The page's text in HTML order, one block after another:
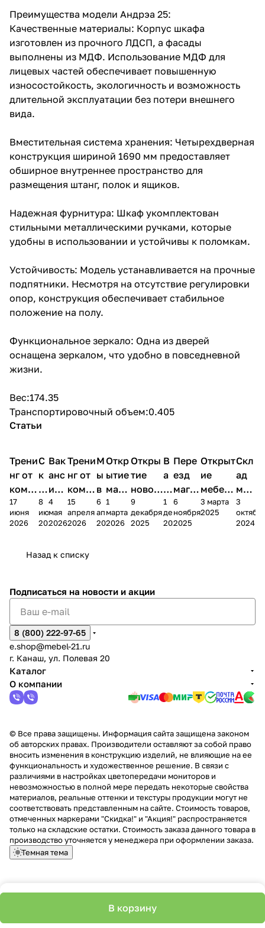
Преимущества модели Андрэа 25:
Качественные материалы: Корпус шкафа
изготовлен из прочного ЛДСП, а фасады
выполнены из МДФ. Использование МДФ для
лицевых частей обеспечивает повышенную
износостойкость, экологичность и возможность
длительной эксплуатации без потери внешнего
вида.
Вместительная система хранения: Четырехдверная
конструкция шириной 1690 мм предоставляет
обширное внутреннее пространство для
размещения штанг, полок и ящиков.
Надежная фурнитура: Шкаф укомплектован
стильными металлическими ручками, которые
удобны в использовании и устойчивы к поломкам.
Устойчивость: Модель устанавливается на прочные
подпятники. Несмотря на отсутствие регулировки
опор, конструкция обеспечивает стабильное
положение на полу.
Функциональное зеркало: Одна из дверей
оснащена зеркалом, что удобно в повседневной
жизни.
Вес:174.35
Транспортировочный объем:0.405
Статьи
Трени
нг от
комп
ании
Мело
17
июня
2026
С
к
и
д
к
2
8
июня
2026
Вак
анс
ия в
Чеб
окс
4
мая
2026
Трени
нг от
комп
ании
Мело
15
апреля
2026
М
ы
в
М
А
6
апреля
2026
Откр
ытие
мага
зина
в
1
марта
2026
Откры
тие
новог
о
магаз
9
декабря
2025
В
а
к
а
н
1
декабря
2025
Пере
езд
магаз
ина в
г.
6
ноября
2025
Открыт
ие
мебель
ного
салона
3 марта
2025
Скл
ад
меб
ели
пер
3
2024
Назад к списку
В корзину
Подписаться на новости и акции
8 (800) 222-97-65
e.shop@mebel-21.ru
г. Канаш, ул. Полевая 20
Каталог
О компании
© Все права защищены. Информация сайта защищена законом
об авторских правах. Производители оставляют за собой право
вносить изменения в конструкцию изделий, не влияющие на ее
функциональность и художественное решение. В связи с
различиями в настройках цветопередачи мониторов и
невозможностью в полной мере передать некоторые свойства
материалов, реальные оттенки и текстуры продукции могут не
соответствовать представленным на сайте. Стоимость товаров,
отмеченных маркерами "Скидка!" и "Акция!" распространяется
только на складские остатки. Стоимость заказа данного товара в
производство уточняется у менеджера при оформлении заказа.
Темная тема